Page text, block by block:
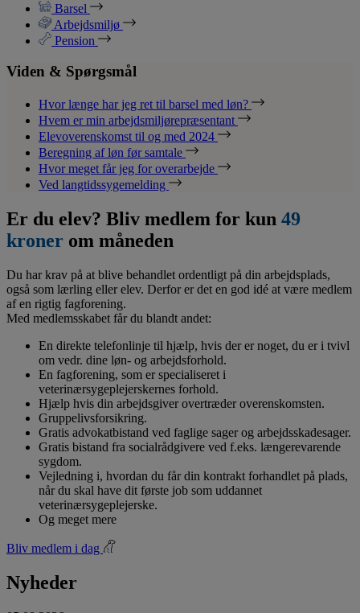
Barsel
Arbejdsmiljø
Pension
Viden & Spørgsmål
Hvor længe har jeg ret til barsel med løn?
Hvem er min arbejdsmiljørepræsentant
Elevoverenskomst til og med 2024
Beregning af løn før samtale
Hvor meget får jeg for overarbejde
Ved langtidssygemelding
Er du elev? Bliv medlem for kun 49
kroner om måneden
Du har krav på at blive behandlet ordentligt på din arbejdsplads,
også som lærling eller elev. Derfor er det en god idé at være medlem
af en rigtig fagforening.
Med medlemsskabet får du blandt andet:
En direkte telefonlinje til hjælp, hvis der er noget, du er i tvivl
om vedr. dine løn- og arbejdsforhold.
En fagforening, som er specialiseret i
veterinærsygeplejerskernes forhold.
Hjælp hvis din arbejdsgiver overtræder overenskomsten.
Gruppelivsforsikring.
Gratis advokatbistand ved faglige sager og arbejdsskadesager.
Gratis bistand fra socialrådgivere ved f.eks. længerevarende
sygdom.
Vejledning i, hvordan du får din kontrakt forhandlet på plads,
når du skal have dit første job som uddannet
veterinærsygeplejerske.
Og meget mere
Bliv medlem i dag
Nyheder